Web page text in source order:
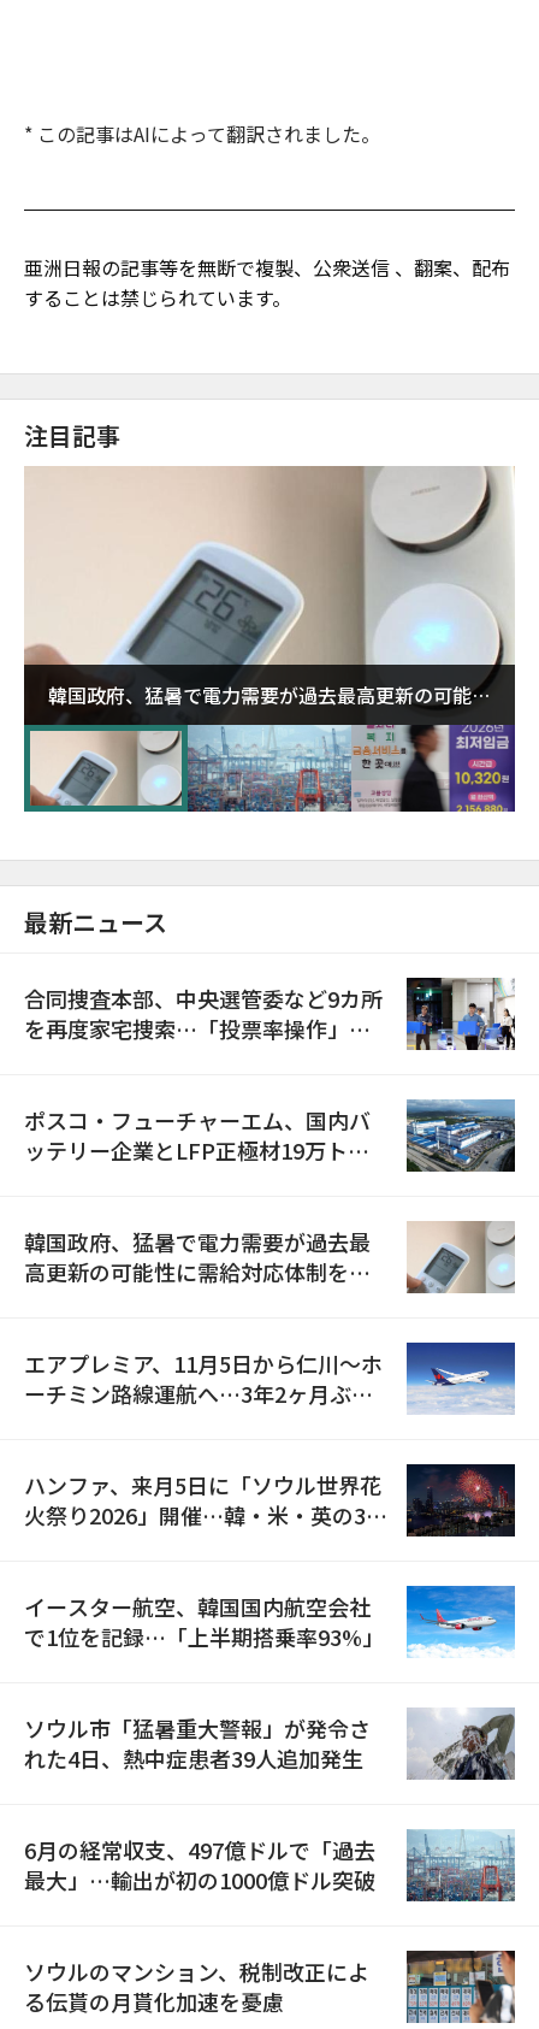
* この記事はAIによって翻訳されました。
亜洲日報の記事等を無断で複製、公衆送信 、翻案、配布
することは禁じられています。
注目記事
韓国政府、猛暑で電力需要が過去最高更新の可能性
に需給対応体制を点検
最新ニュース
合同捜査本部、中央選管委など9カ所
を再度家宅捜索…「投票率操作」の
ポスコ・フューチャーエム、国内バ
ッテリー企業とLFP正極材19万トン
韓国政府、猛暑で電力需要が過去最
高更新の可能性に需給対応体制を点
エアプレミア、11月5日から仁川〜ホ
ーチミン路線運航へ…3年2ヶ月ぶり
ハンファ、来月5日に「ソウル世界花
火祭り2026」開催…韓・米・英の3カ
イースター航空、韓国国内航空会社
で1位を記録…「上半期搭乗率93%」
ソウル市「猛暑重大警報」が発令さ
れた4日、熱中症患者39人追加発生
6月の経常収支、497億ドルで「過去
最大」…輸出が初の1000億ドル突破
ソウルのマンション、税制改正によ
る伝貰の月貰化加速を憂慮